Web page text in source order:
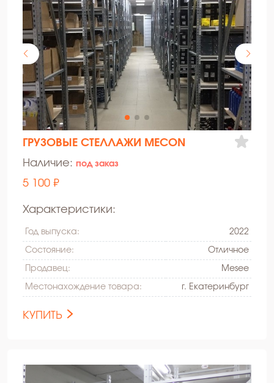
ГРУЗОВЫЕ СТЕЛЛАЖИ MECON
Наличие: под заказ
5 100 ₽
Характеристики:
Год выпуска: 2022
Состояние: Oтличное
Продавец: Mesee
Местонахождение товара: г. Екатеринбург
КУПИТЬ